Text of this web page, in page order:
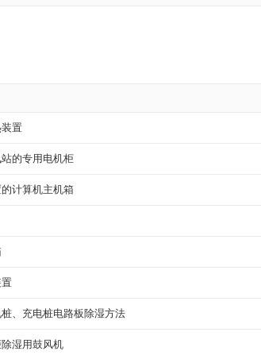
置
的专用电机柜
计算机主机箱
、充电桩电路板除湿方法
湿用鼓风机